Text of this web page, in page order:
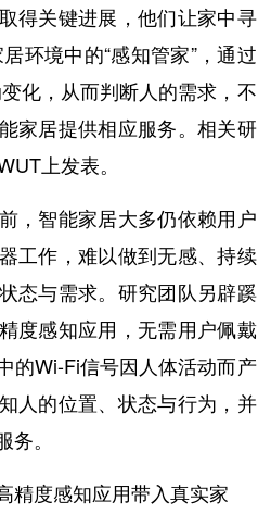
得关键进展，他们让家中寻
环境中的“感知管家”，通过
化，从而判断人的需求，不
家居提供相应服务。相关研
上发表。
智能家居大多仍依赖用户
工作，难以做到无感、持续
态与需求。研究团队另辟蹊
度感知应用，无需用户佩戴
的Wi-Fi信号因人体活动而产
人的位置、状态与行为，并
。
度感知应用带入真实家